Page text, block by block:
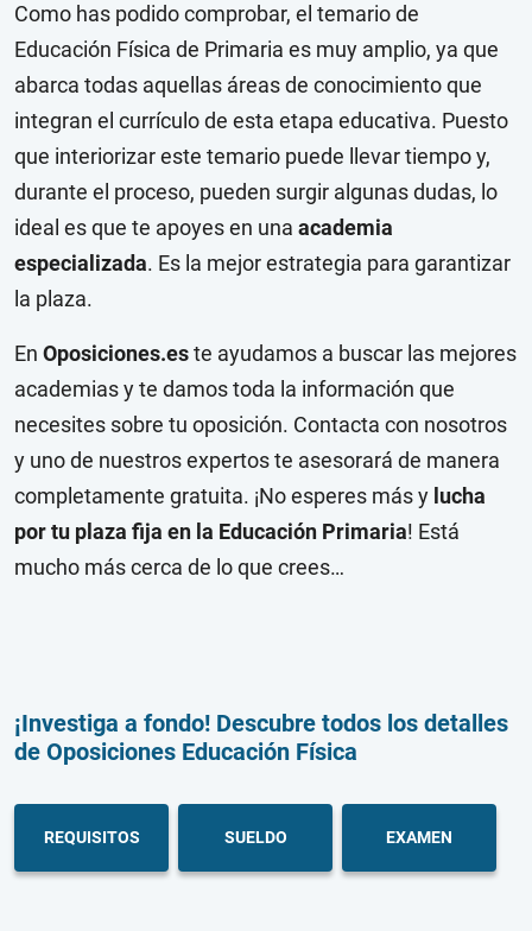
Como has podido comprobar, el temario de
Educación Física de Primaria es muy amplio, ya que
abarca todas aquellas áreas de conocimiento que
integran el currículo de esta etapa educativa. Puesto
que interiorizar este temario puede llevar tiempo y,
durante el proceso, pueden surgir algunas dudas, lo
ideal es que te apoyes en una academia
especializada. Es la mejor estrategia para garantizar
la plaza.
En Oposiciones.este ayudamos a buscar las mejores
academias y te damos toda la información que
necesites sobre tu oposición. Contacta con nosotros
y uno de nuestros expertos te asesorará de manera
completamente gratuita. ¡No esperes más y lucha
por tu plaza fija en la Educación Primaria! Está
mucho más cerca de lo que crees…
¡Investiga a fondo! Descubre todos los detalles
de Oposiciones Educación Física
REQUISITOS SUELDO EXAMEN